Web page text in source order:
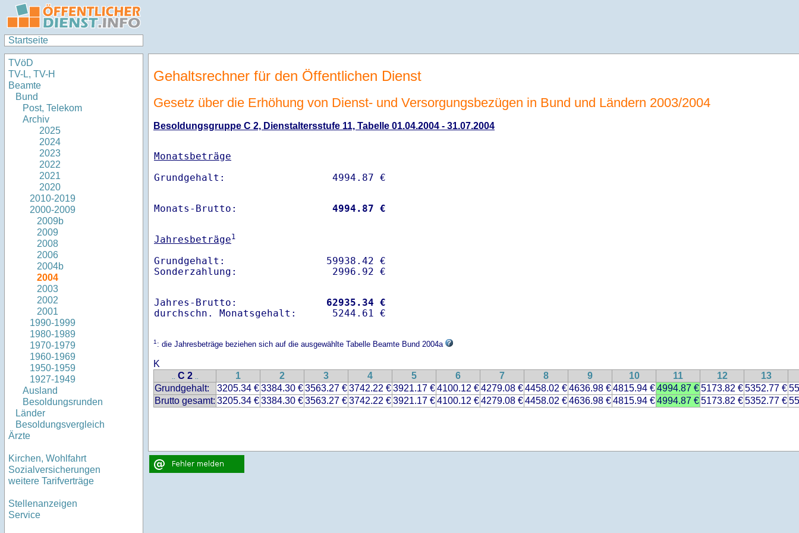
Startseite
TVöD
TV-L, TV-H
Beamte
Bund
Post, Telekom
Archiv
2025
2024
2023
2022
2021
2020
2010-2019
2000-2009
2009b
2009
2008
2006
2004b
2004
2003
2002
2001
1990-1999
1980-1989
1970-1979
1960-1969
1950-1959
1927-1949
Ausland
Besoldungsrunden
Länder
Besoldungsvergleich
Ärzte
Kirchen, Wohlfahrt
Sozialversicherungen
weitere Tarifverträge
Stellenanzeigen
Service
Gehaltsrechner für den Öffentlichen Dienst
Gesetz über die Erhöhung von Dienst- und Versorgungsbezügen in Bund und Ländern 2003/2004
Besoldungsgruppe C 2, Dienstaltersstufe 11, Tabelle 01.04.2004 - 31.07.2004
Monatsbeträge
Monats-Brutto: 4994.87 €
Jahresbeträge1
Grundgehalt:                 59938.42 €
Jahres-Brutto: 62935.34 €
1: die Jahresbeträge beziehen sich auf die ausgewählte Tabelle Beamte Bund 2004a
K
.. C 2 .. 1 2 3 4 5 6 7 8 9 10 11 12
13
Grundgehalt:
3205.34 €3384.30 €3563.27 €3742.22 €3921.17 €4100.12 €4279.08 €4458.02 €4636.98 €4815.94 €4994.87 €5173.82 €5352.77 €
Brutto gesamt: 3205.34 €3384.30 €3563.27 €3742.22 €3921.17 €4100.12 €4279.08 €4458.02 €4636.98 €4815.94 €4994.87 €5173.82 €5352.77 €